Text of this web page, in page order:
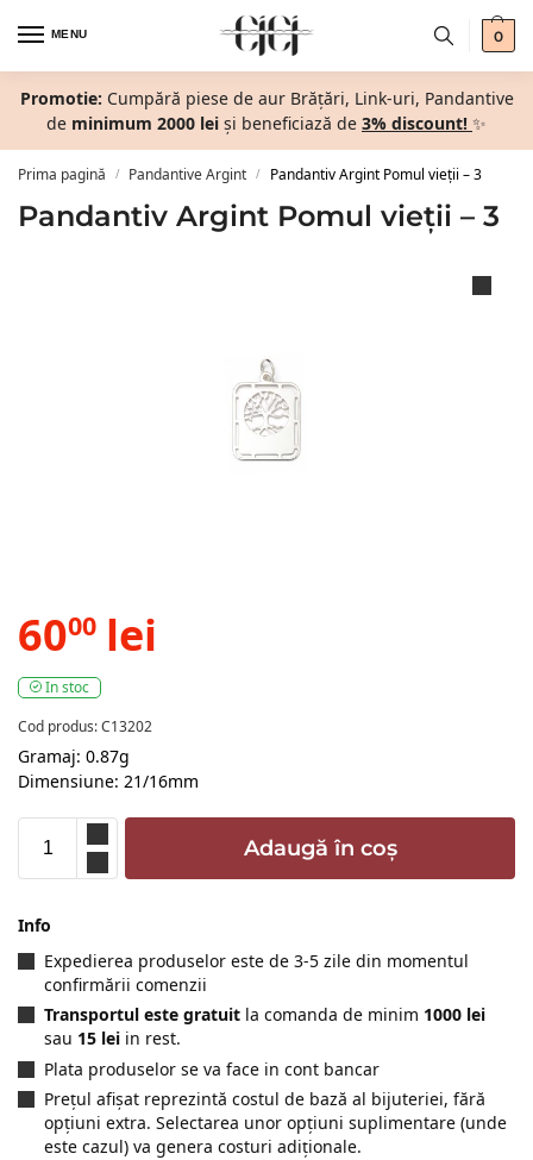
MENU 0
Promotie: Cumpără piese de aur Brățări, Link-uri, Pandantive
de minimum 2000 lei și beneficiază de 3% discount! ✨
Prima pagină / Pandantive Argint / Pandantiv Argint Pomul vieții – 3
Pandantiv Argint Pomul vieții – 3
6000 lei
In stoc
Cod produs: C13202
Gramaj: 0.87g
Dimensiune: 21/16mm
Adaugă în coș
Info
Expedierea produselor este de 3-5 zile din momentul
confirmării comenzii
Transportul este gratuit la comanda de minim 1000 lei
sau 15 lei in rest.
Plata produselor se va face in cont bancar
Prețul afișat reprezintă costul de bază al bijuteriei, fără
opțiuni extra. Selectarea unor opțiuni suplimentare (unde
este cazul) va genera costuri adiționale.